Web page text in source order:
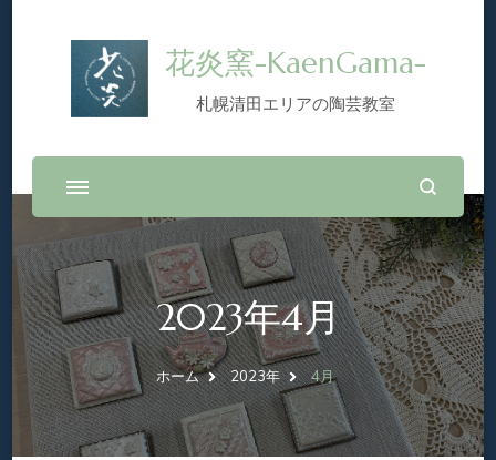
花炎窯-KaenGama-
札幌清田エリアの陶芸教室
2023年4月
ホーム 2023年 4月